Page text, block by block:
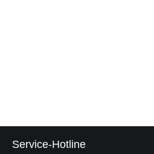
Service-Hotline